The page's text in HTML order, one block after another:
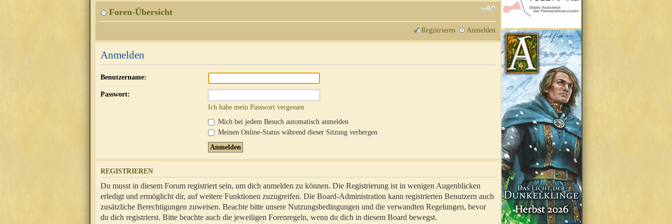
Foren-Übersicht
Registrieren Anmelden
Anmelden
Benutzername:
Passwort:
Ich habe mein Passwort vergessen
Mich bei jedem Besuch automatisch anmelden
Meinen Online-Status während dieser Sitzung verbergen
REGISTRIEREN
Du musst in diesem Forum registriert sein, um dich anmelden zu können. Die Registrierung ist in wenigen Augenblicken
erledigt und ermöglicht dir, auf weitere Funktionen zuzugreifen. Die Board-Administration kann registrierten Benutzern auch
zusätzliche Berechtigungen zuweisen. Beachte bitte unsere Nutzungsbedingungen und die verwandten Regelungen, bevor
du dich registrierst. Bitte beachte auch die jeweiligen Forenregeln, wenn du dich in diesem Board bewegst.